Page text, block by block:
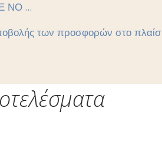
ΝΟ ...
των προσφορών στο